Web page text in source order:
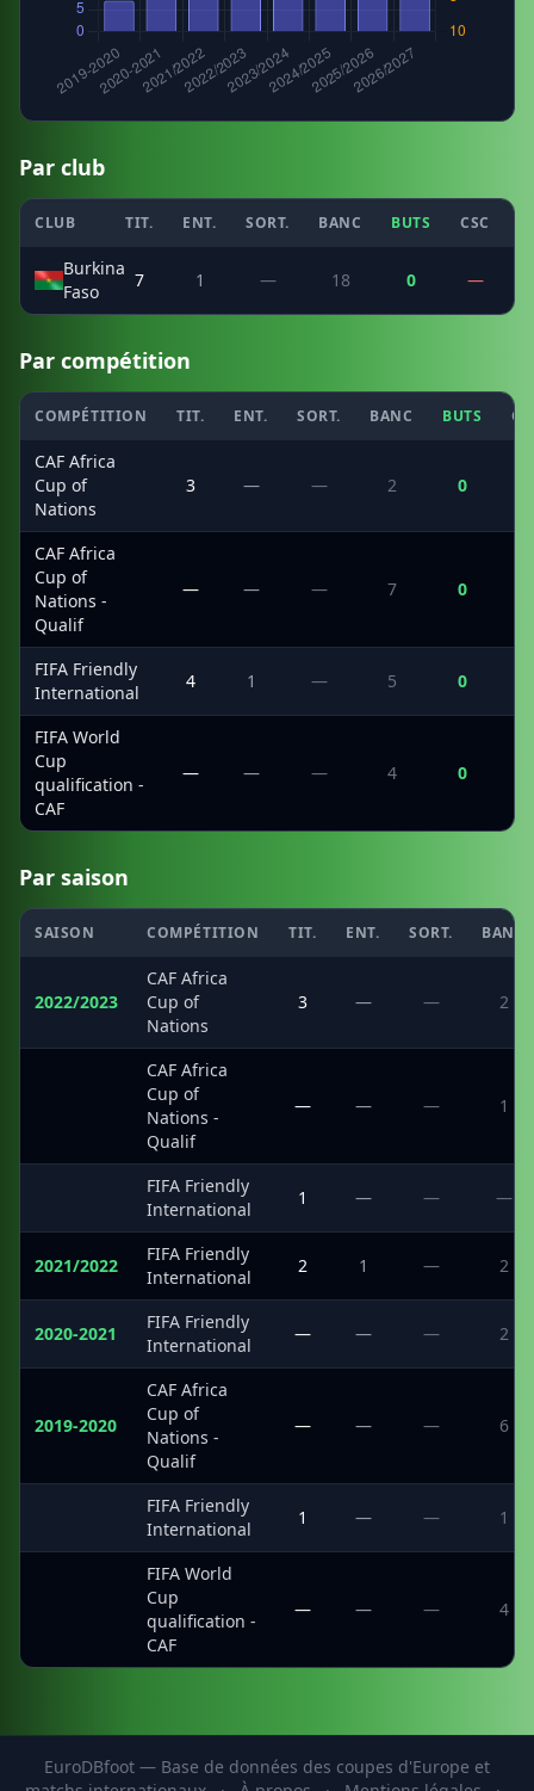
Par club
CLUB TIT. ENT. SORT. BANC BUTS CSC
Burkina
Faso
7 1 — 18 0 —
Par compétition
COMPÉTITION TIT. ENT. SORT. BANC BUTS
CAF Africa
Cup of
Nations
3 — — 2 0
CAF Africa
Cup of
Nations -
Qualif
— — — 7 0
FIFA Friendly
International
4 1 — 5 0
FIFA World
Cup
qualification -
CAF
— — — 4 0
Par saison
SAISON COMPÉTITION TIT. ENT. SORT. BANC
2022/2023
CAF Africa
Cup of
Nations
3 — — 2
CAF Africa
Cup of
Nations -
Qualif
— — — 1
FIFA Friendly
International
1 — — —
2021/2022
FIFA Friendly
International
2 1 — 2
2020-2021
FIFA Friendly
International
— — — 2
2019-2020
CAF Africa
Cup of
Nations -
Qualif
— — — 6
FIFA Friendly
International
1 — — 1
FIFA World
Cup
qualification -
CAF
— — — 4
EuroDBfoot — Base de données des coupes d'Europe et